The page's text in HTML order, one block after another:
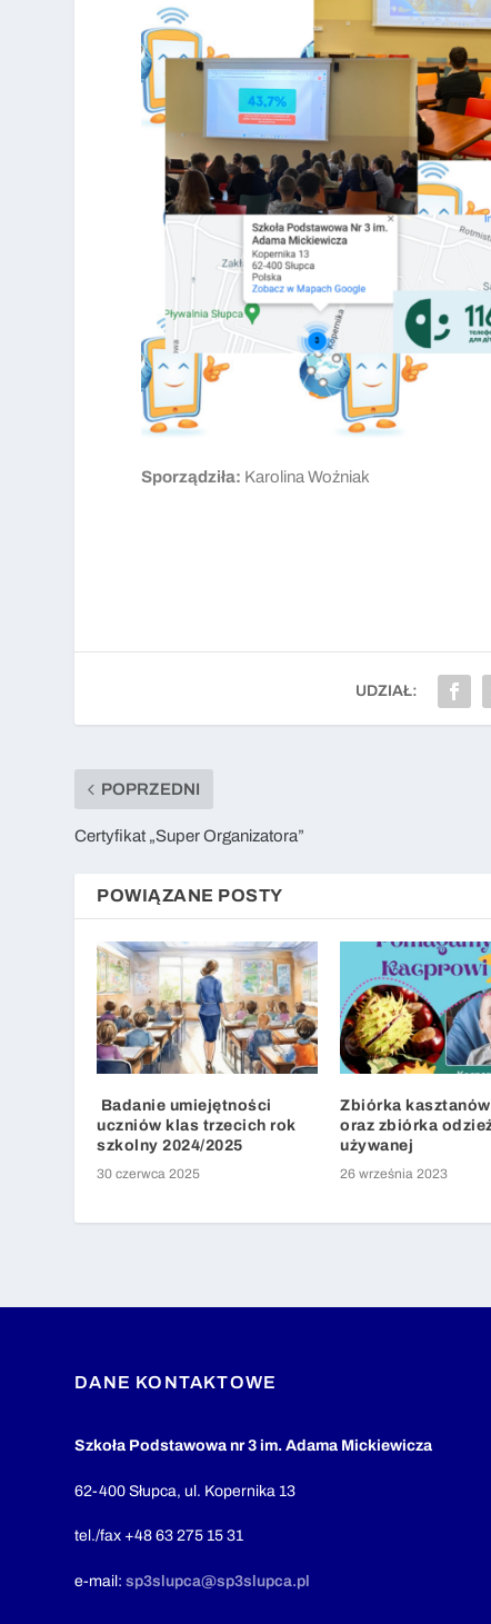
Sporządziła: Karolina Woźniak
UDZIAŁ:
POPRZEDNI
Certyfikat „Super Organizatora”
POWIĄZANE POSTY
Badanie umiejętności
uczniów klas trzecich rok
szkolny 2024/2025
30 czerwca 2025
Zbiórka kasztanów
oraz zbiórka
używanej
26 września 2023
DANE KONTAKTOWE
Szkoła Podstawowa nr 3 im. Adama Mickiewicza
62-400 Słupca, ul. Kopernika 13
tel./fax +48 63 275 15 31
e-mail:sp3slupca@sp3slupca.pl